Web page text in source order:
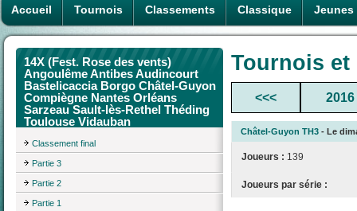
Accueil Tournois Classements Classique Jeunes
14X (Fest. Rose des vents)
Angoulême Antibes Audincourt
Bastelicaccia Borgo Châtel-Guyon
Compiègne Nantes Orléans
Sarzeau Sault-lès-Rethel Théding
Toulouse Vidauban
Classement final
Partie 3
Partie 2
Partie 1
Tournois
<<< 2016
Châtel-Guyon TH3 - Le
Joueurs : 139
Joueurs par série :